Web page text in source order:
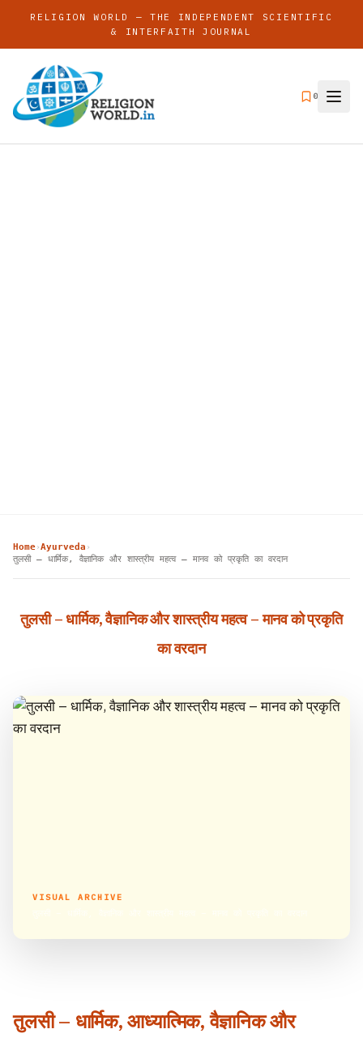
RELIGION WORLD — THE INDEPENDENT SCIENTIFIC
& INTERFAITH JOURNAL
0
Home›Ayurveda ›
तुलसी – धार्मिक, वैज्ञानिक और शास्त्रीय महत्व – मानव को प्रकृति का वरदान
तुलसी – धार्मिक, वैज्ञानिक और शास्त्रीय महत्व – मानव को प्रकृति
का वरदान
VISUAL ARCHIVE
तुलसी – धार्मिक, आध्यात्मिक, वैज्ञानिक और